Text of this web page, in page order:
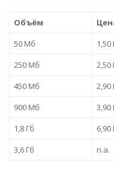
Объём
50 Mб
1,50
250 Mб
2,50
450 Mб
2,90
900 Mб
3,90
1,8 Гб
6,90
3,6 Гб
n.a.